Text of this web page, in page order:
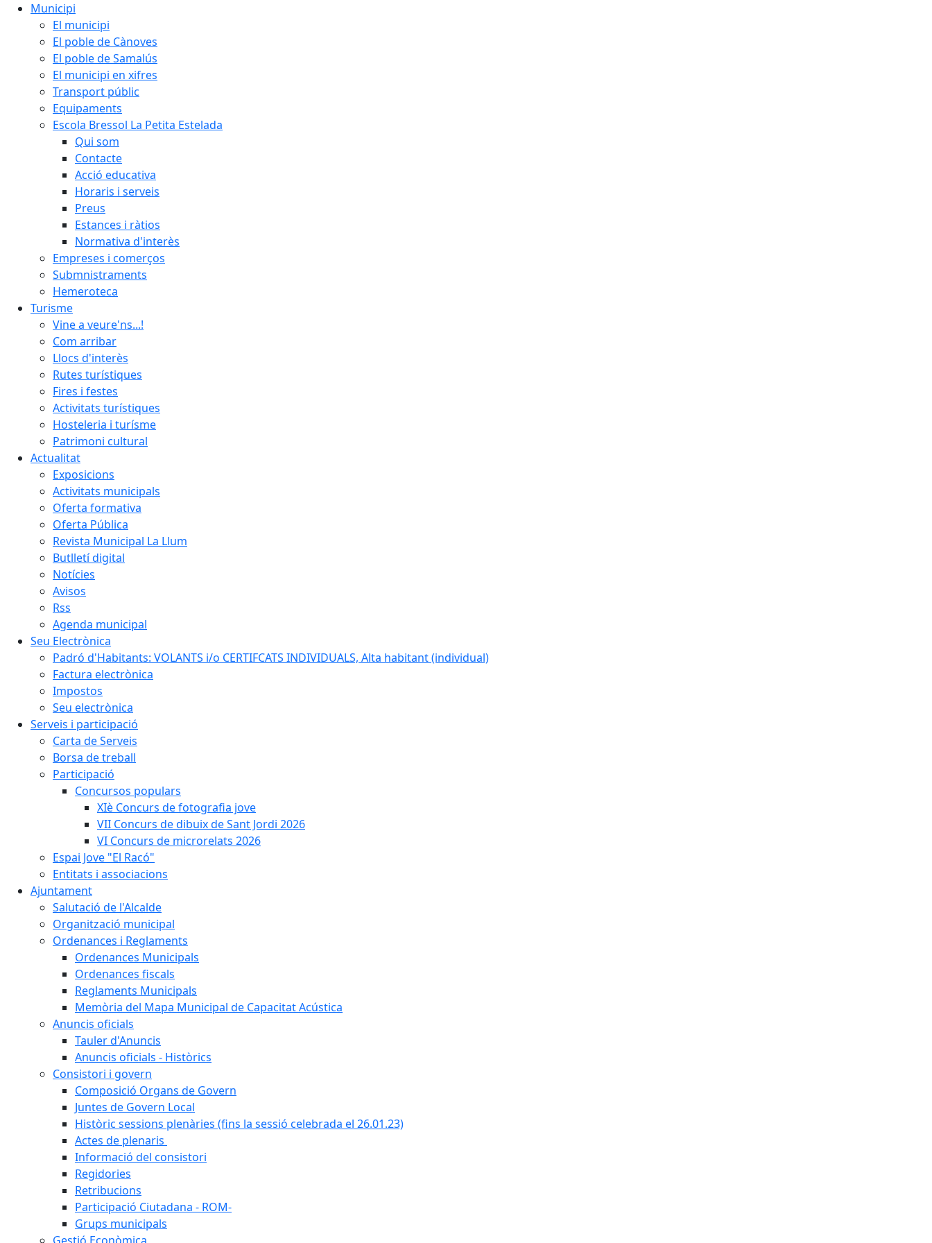
Municipi
El municipi
El poble de Cànoves
El poble de Samalús
El municipi en xifres
Transport públic
Equipaments
Escola Bressol La Petita Estelada
Qui som
Contacte
Acció educativa
Horaris i serveis
Preus
Estances i ràtios
Normativa d'interès
Empreses i comerços
Submnistraments
Hemeroteca
Turisme
Vine a veure'ns...!
Com arribar
Llocs d'interès
Rutes turístiques
Fires i festes
Activitats turístiques
Hosteleria i turísme
Patrimoni cultural
Actualitat
Exposicions
Activitats municipals
Oferta formativa
Oferta Pública
Revista Municipal La Llum
Butlletí digital
Notícies
Avisos
Rss
Agenda municipal
Seu Electrònica
Padró d'Habitants: VOLANTS i/o CERTIFCATS INDIVIDUALS, Alta habitant (individual)
Factura electrònica
Impostos
Seu electrònica
Serveis i participació
Carta de Serveis
Borsa de treball
Participació
Concursos populars
XIè Concurs de fotografia jove
VII Concurs de dibuix de Sant Jordi 2026
VI Concurs de microrelats 2026
Espai Jove "El Racó"
Entitats i associacions
Ajuntament
Salutació de l'Alcalde
Organització municipal
Ordenances i Reglaments
Ordenances Municipals
Ordenances fiscals
Reglaments Municipals
Memòria del Mapa Municipal de Capacitat Acústica
Anuncis oficials
Tauler d'Anuncis
Anuncis oficials - Històrics
Consistori i govern
Composició Organs de Govern
Juntes de Govern Local
Històric sessions plenàries (fins la sessió celebrada el 26.01.23)
Actes de plenaris
Informació del consistori
Regidories
Retribucions
Participació Ciutadana - ROM-
Grups municipals